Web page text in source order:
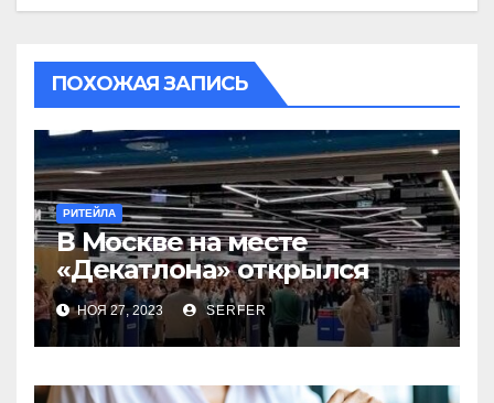
ПОХОЖАЯ ЗАПИСЬ
РИТЕЙЛА
В Москве на месте
«Декатлона» открылся
первый Desport
НОЯ 27, 2023 SERFER